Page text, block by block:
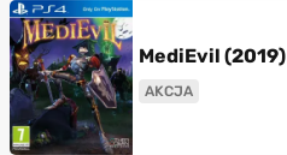
MediEvil (2019)
AKCJA